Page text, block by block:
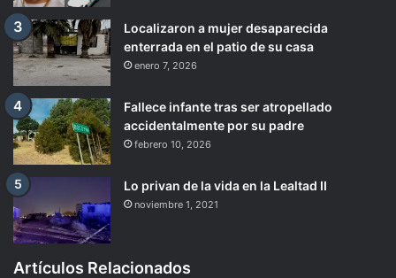
Localizaron a mujer desaparecida
enterrada en el patio de su casa
enero 7, 2026
Fallece infante tras ser atropellado
accidentalmente por su padre
febrero 10, 2026
Lo privan de la vida en la Lealtad II
noviembre 1, 2021
Artículos Relacionados